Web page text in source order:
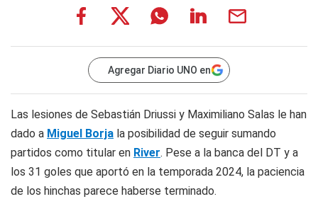
Agregar Diario UNO en
Las lesiones de Sebastián Driussi y Maximiliano Salas le han
dado a Miguel Borja la posibilidad de seguir sumando
partidos como titular en River. Pese a la banca del DT y a
los 31 goles que aportó en la temporada 2024, la paciencia
de los hinchas parece haberse terminado.